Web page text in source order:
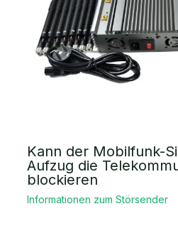
Kann der Mobilfunk-
Aufzug die
blockieren
Informationen zum Störsender